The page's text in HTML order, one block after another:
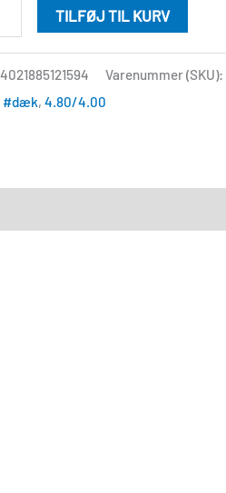
TILFØJ TIL KURV
Varenummer (SKU):
#dæk, 4.80/4.00